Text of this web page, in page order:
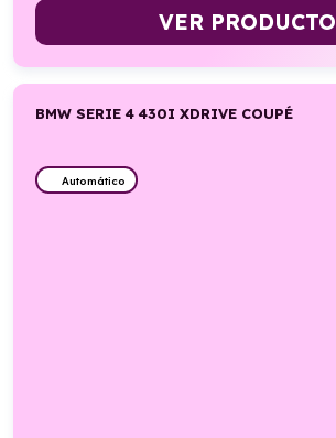
VER PRODUCTO
BMW SERIE 4 430I XDRIVE COUPÉ
Automático